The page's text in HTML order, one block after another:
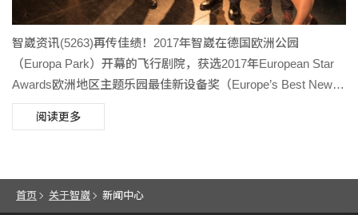
智崴资讯(5263)再传佳绩！2017年智崴在德国欧洲公园
（Europa Park）开幕的飞行剧院，获选2017年European Star
Awards欧洲地区主题乐园最佳新设备奖（Europe’s Best New
Ride）。
阅读更多
首页 关于智崴 新闻中心